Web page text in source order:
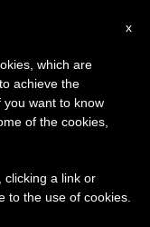
×
la pausa
de verano
también el
x
which are
achieve the
you want to know
of the cookies,
clicking a link or
to the use of cookies.